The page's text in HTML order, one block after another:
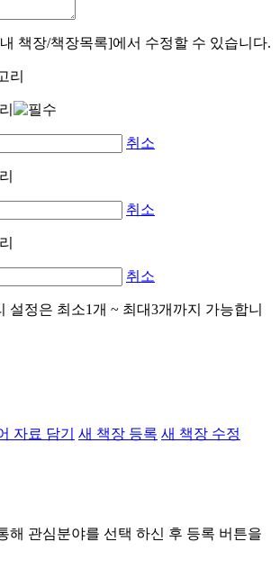
책장/책장목록]에서 수정할 수 있습니다.
리
취소
취소
취소
설정은 최소1개 ~ 최대3개까지 가능합니
자료 담기 새 책장 등록 새 책장 수정
해 관심분야를 선택 하신 후 등록 버튼을